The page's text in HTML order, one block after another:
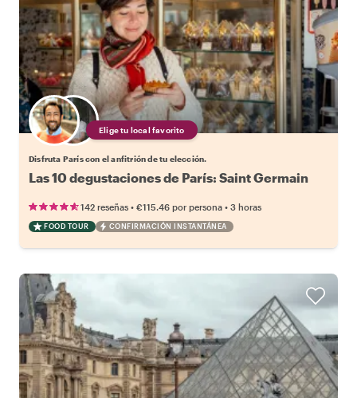
Elige tu local favorito
Disfruta París con el anfitrión de tu elección.
Las 10 degustaciones de París: Saint Germain
142 reseñas • €115.46 por persona • 3 horas
FOOD TOUR CONFIRMACIÓN INSTANTÁNEA